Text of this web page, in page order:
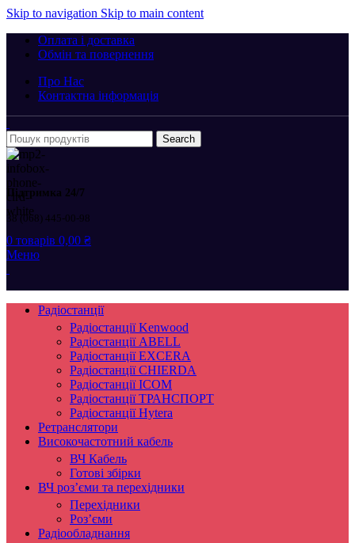
Skip to navigation Skip to main content
Оплата і доставка
Обмін та повернення
Про Нас
Контактна інформація
Search
Підтримка 24/7
38 (068) 445-00-98
0 товарів 0,00 ₴
Меню
Радіостанції
Радіостанції Kenwood
Радіостанції ABELL
Радіостанції EXCERA
Радіостанції CHIERDA
Радіостанції ICOM
Радіостанції ТРАНСПОРТ
Радіостанції Hytera
Ретранслятори
Високочастотний кабель
ВЧ Кабель
Готові збірки
ВЧ роз’єми та перехідники
Перехідники
Роз’єми
Радіообладнання